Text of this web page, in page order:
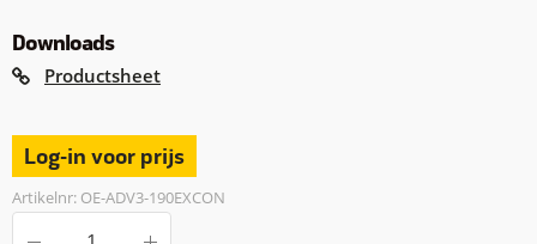
Downloads
Productsheet
Log-in voor prijs
Artikelnr: OE-ADV3-190EXCON